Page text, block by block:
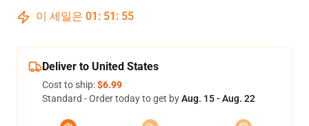
이 세일은 01 : 51 : 54
Deliver to United States
Cost to ship:$6.99
Standard - Order today to get byAug. 15 - Aug. 22